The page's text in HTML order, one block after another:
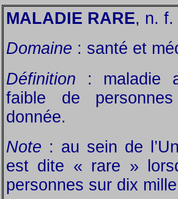
MALADIE RARE, n. f.
Domaine : santé et
Définition : maladie
faible de
donnée.
Note : au sein de
est dite « rare »
personnes sur dix